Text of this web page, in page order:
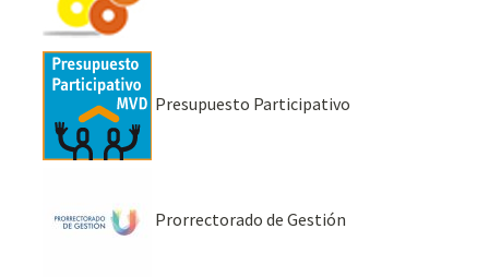
Presupuesto Participativo
Prorrectorado de Gestión